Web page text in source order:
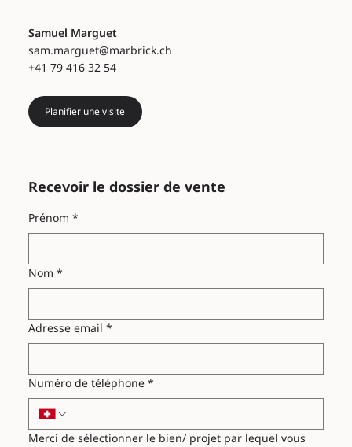
Samuel Marguet
sam.marguet@marbrick.ch
+41 79 416 32 54
Planifier une visite
Recevoir le dossier de vente
Prénom *
Nom *
Adresse email *
Numéro de téléphone *
Merci de sélectionner le bien/ projet par lequel vous